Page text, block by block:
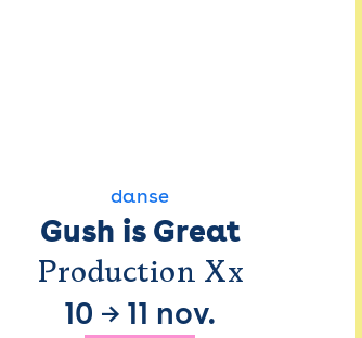
danse
Gush is Great
Production Xx
10 → 11 nov.